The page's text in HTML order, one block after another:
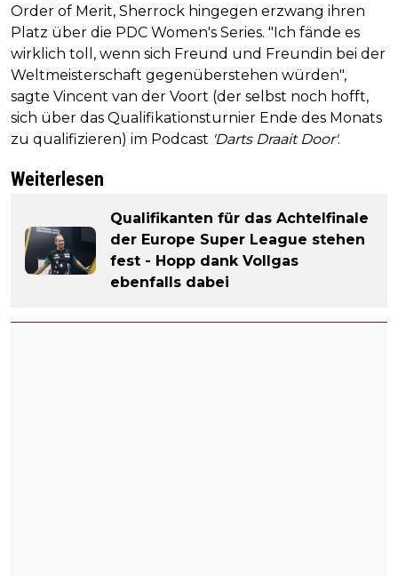
Order of Merit, Sherrock hingegen erzwang ihren
Platz über die PDC Women's Series. "Ich fände es
wirklich toll, wenn sich Freund und Freundin bei der
Weltmeisterschaft gegenüberstehen würden",
sagte Vincent van der Voort (der selbst noch hofft,
sich über das Qualifikationsturnier Ende des Monats
zu qualifizieren) im Podcast 'Darts Draait Door'.
Weiterlesen
Qualifikanten für das Achtelfinale
der Europe Super League stehen
fest - Hopp dank Vollgas
ebenfalls dabei